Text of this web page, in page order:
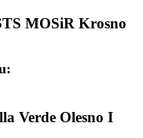
MOSiR Krosno
Verde Olesno I